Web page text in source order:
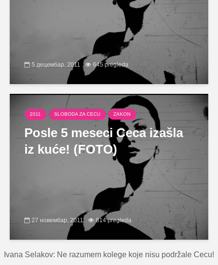
5 децембар, 2011 645 pregleda
2011 SLOBODA ZA CECU ZAKON
Posle 5 meseci Ceca izašla
iz kuće! (FOTO)
27 новембар, 2011 814 pregleda
Ivana Selakov: Ne razumem kolege koje nisu podržale Cecu!